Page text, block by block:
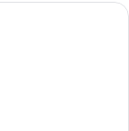
hotel con dos camas,